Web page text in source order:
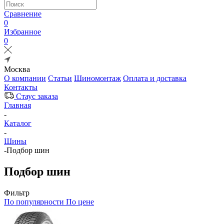
Сравнение
0
Избранное
0
Москва
О компании Статьи Шиномонтаж Оплата и доставка
Контакты
Стаус заказа
Главная
-
Каталог
-
Шины
-Подбор шин
Подбор шин
Фильтр
По популярности По цене